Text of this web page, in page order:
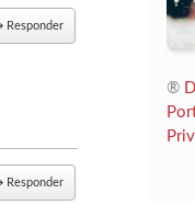
Responder
Responder
®